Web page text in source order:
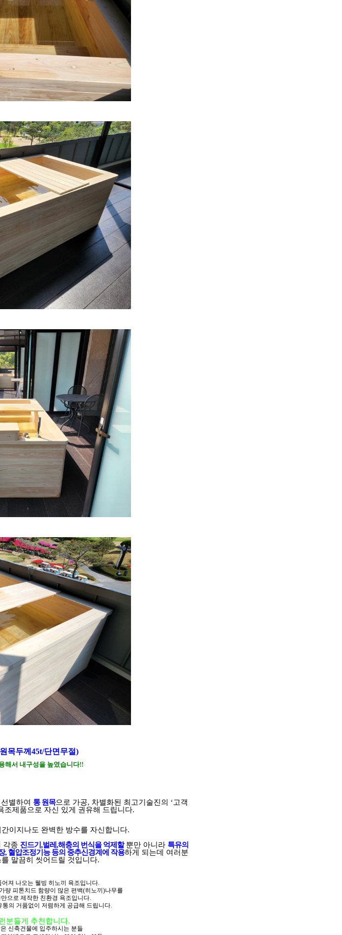
목두께45t/단면무절)
해서 내구성을 높였습니다!!
별하여 통 원목으로 가공, 차별화된 최고기술진의 ‘고객
조제품으로 자신 있게 권유해 드립니다.
간이지나도 완벽한 방수를 자신합니다.
각종 진드기 ,벌레 ,해충의 번식을 억제할 뿐만 아니라 특유의
, 혈압조정기능 등의 중추신경계에 작용하게 되는데 여러분
말끔히 씻어드릴 것입니다.
어져 나오는 웰빙 히노끼 욕조입니다.
량 피톤치드 함량이 많은 편백(히노끼)나무를
작한 친환경 욕조입니다.
없이 저렴하게 공급해 드립니다.
분들게 추천합니다.
신축건물에 입주하시는 분들